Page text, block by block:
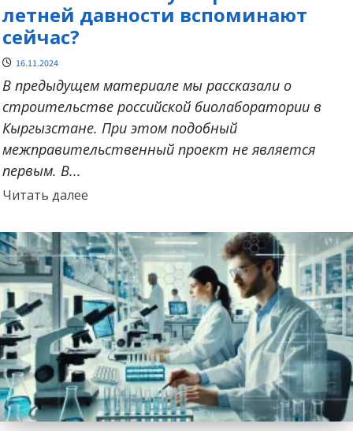
летней давности вспоминают
сейчас?
16.11.2024
В предыдущем материале мы рассказали о
строительстве российской биолаборатории в
Кыргызстане. При этом подобный
межправительственный проект не является
первым. В...
Читать далееПрочитать
о